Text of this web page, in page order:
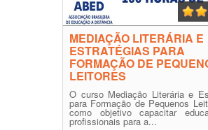
MEDIAÇÃO LITERÁRIA E
ESTRATÉGIAS PARA
FORMAÇÃO DE
LEITORES
O curso Mediação Literária e
para Formação de Pequenos
como objetivo capacitar
profissionais para a...